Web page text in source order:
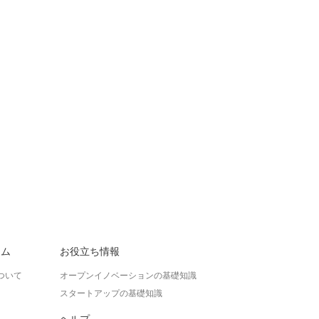
いて
お役立ち情報
オープンイノベーションの基礎知識
スタートアップの基礎知識